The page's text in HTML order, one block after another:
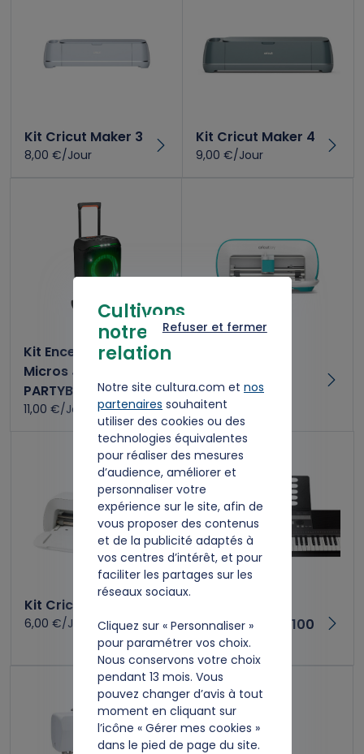
Cultivons
notre
relation
Notre site cultura.com et nos
partenaires souhaitent
utiliser des cookies ou des
technologies équivalentes
pour réaliser des mesures
d’audience, améliorer et
personnaliser votre
expérience sur le site, afin de
vous proposer des contenus
et de la publicité adaptés à
vos centres d’intérêt, et pour
faciliter les partages sur les
réseaux sociaux.
Cliquez sur « Personnaliser »
pour paramétrer vos choix.
Nous conservons votre choix
pendant 13 mois. Vous
pouvez changer d’avis à tout
moment en cliquant sur
l’icône « Gérer mes cookies »
dans le pied de page du site.
Refuser et fermer
Kit Cricut Maker 3
8,00 €/Jour
Kit Cricut Maker 4
9,00 €/Jour
Kit Enceinte et
Micros JBL
PARTYBOX
11,00 €/Jour
Kit Cricut Joy Xtra
6,00 €/Jour
arrangeur KS-100
25,00 €/mois